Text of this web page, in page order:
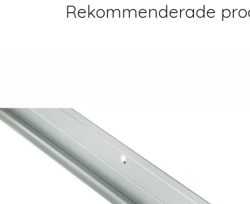
Rekommenderade